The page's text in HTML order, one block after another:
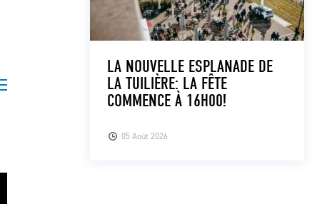
05 Août 2026
LA NOUVELLE ESPLANADE DE
LA TUILIÈRE: LA FÊTE
COMMENCE À 16H00!